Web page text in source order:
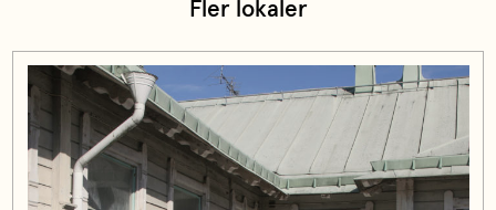
Fler lokaler